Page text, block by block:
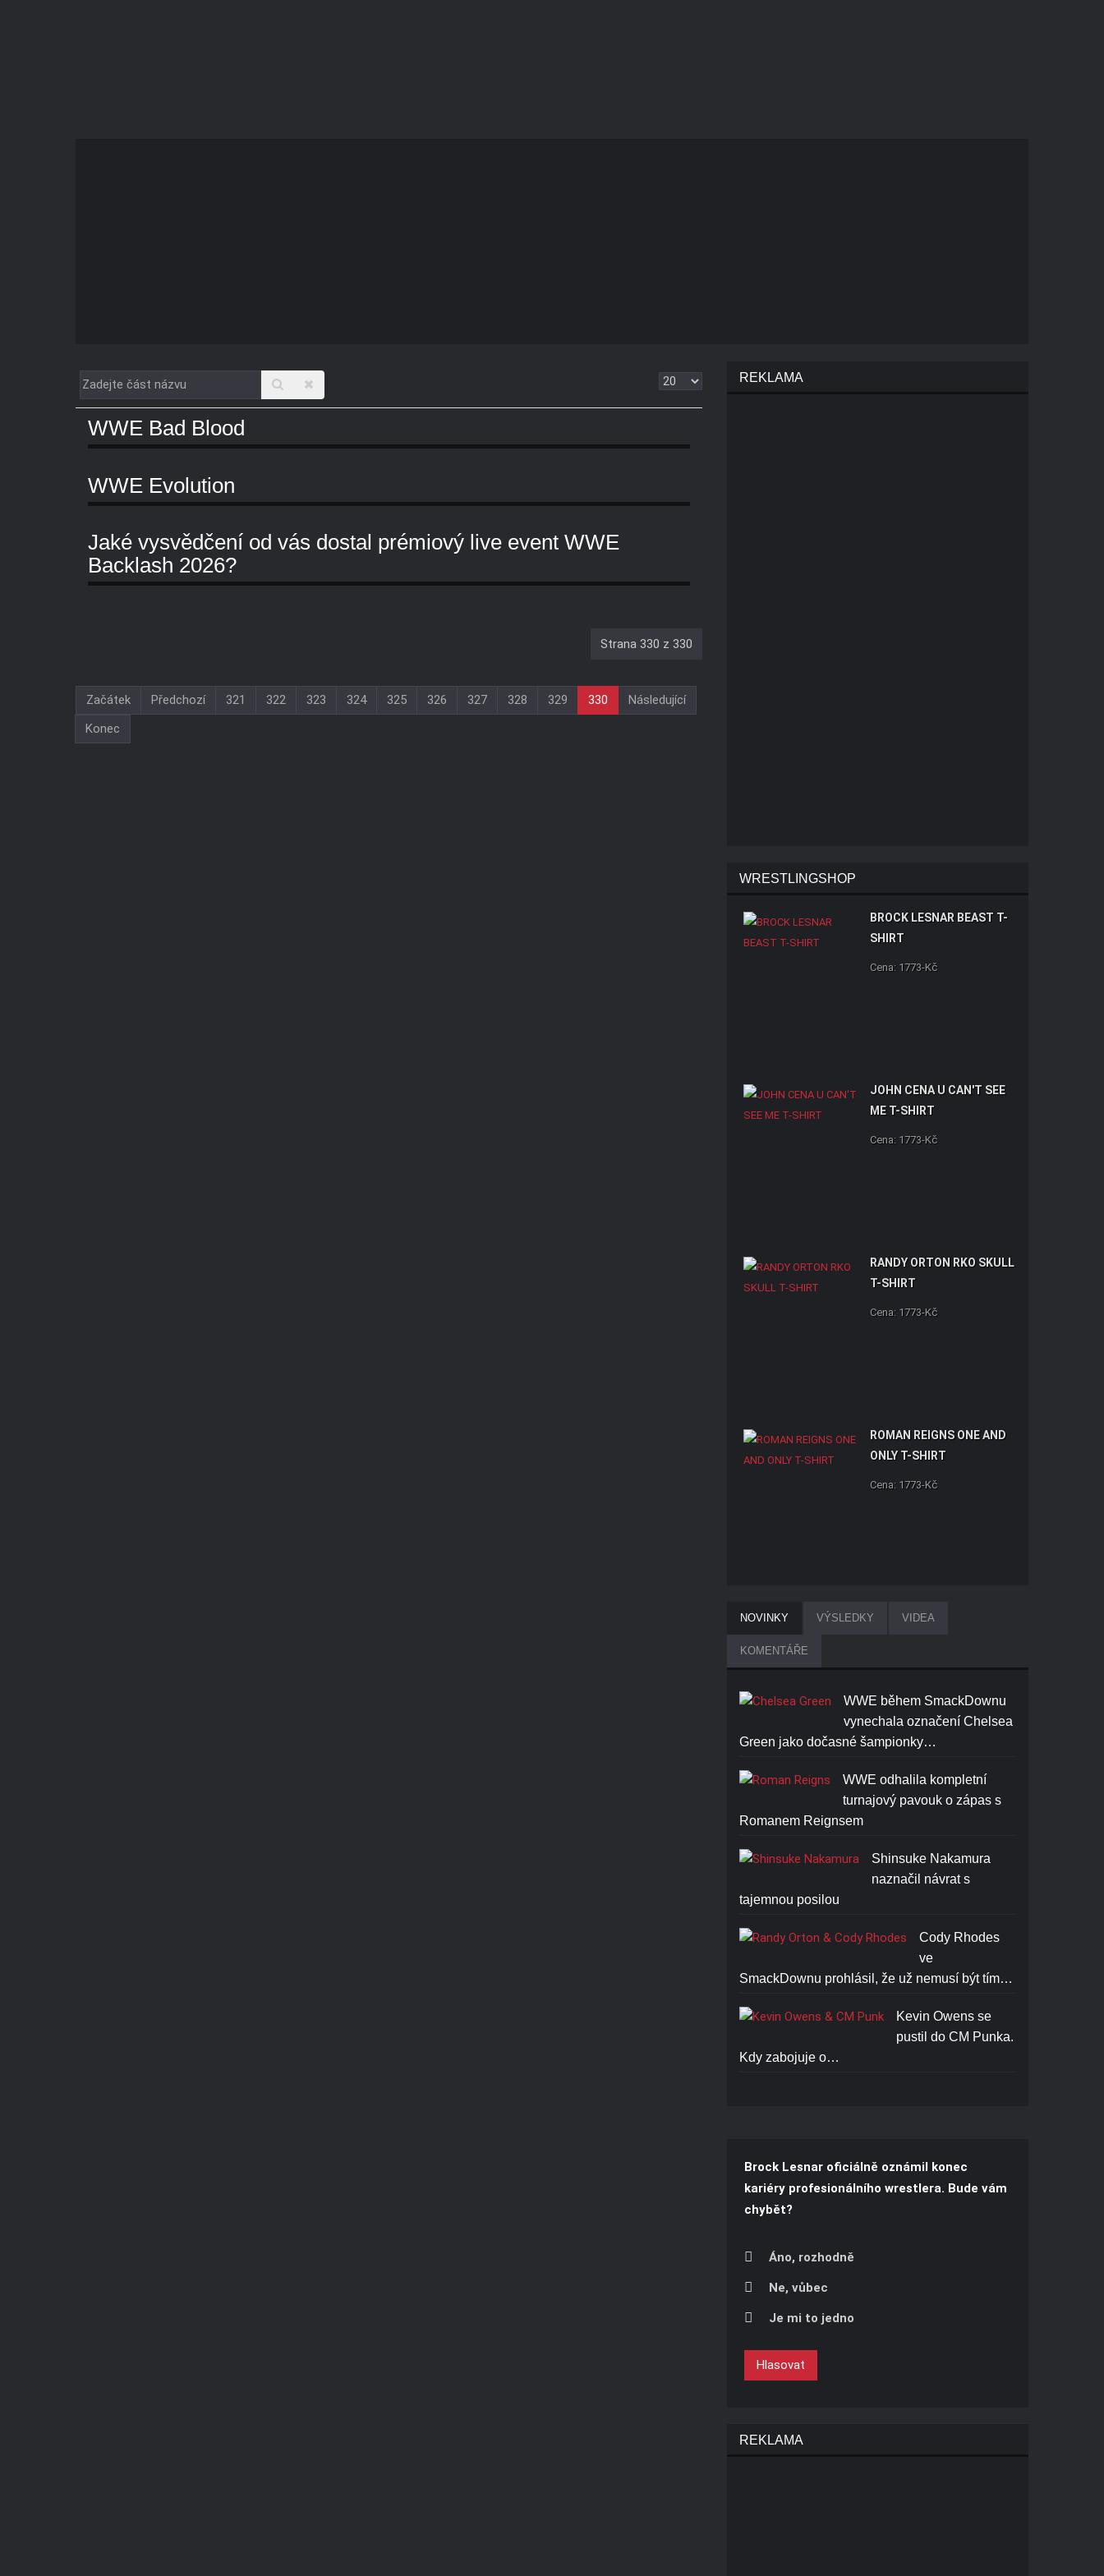
Zadejte
část
názvu
Zobrazit
WWE Bad Blood
WWE Evolution
Jaké vysvědčení od vás dostal prémiový live event WWE
Backlash 2026?
Strana 330 z 330
Začátek Předchozí 321 322 323 324 325 326 327 328 329 330
Následující
Konec
REKLAMA
WRESTLINGSHOP
BROCK LESNAR BEAST T-
SHIRT
Cena: 1773-Kč
JOHN CENA U CAN'T SEE
ME T-SHIRT
Cena: 1773-Kč
RANDY ORTON RKO SKULL
T-SHIRT
Cena: 1773-Kč
ROMAN REIGNS ONE AND
ONLY T-SHIRT
Cena: 1773-Kč
NOVINKY VÝSLEDKY VIDEA
KOMENTÁŘE
WWE během SmackDownu
vynechala označení Chelsea
Green jako dočasné šampionky…
WWE odhalila kompletní
turnajový pavouk o zápas s
Romanem Reignsem
Shinsuke Nakamura
naznačil návrat s
tajemnou posilou
Cody Rhodes
ve
SmackDownu prohlásil, že už nemusí být tím…
Kevin Owens se
pustil do CM Punka.
Kdy zabojuje o…
Brock Lesnar oficiálně oznámil konec
kariéry profesionálního wrestlera. Bude vám
chybět?
Áno, rozhodně
Ne, vůbec
Je mi to jedno
Hlasovat
REKLAMA